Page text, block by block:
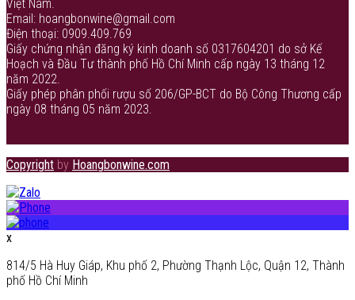
Việt Nam.
Email: hoangbonwine@gmail.com
Điện thoại: 0909.409.769
Giấy chứng nhận đăng ký kinh doanh số 0317604201 do sở Kế
Hoạch và Đầu Tư thành phố Hồ Chí Minh cấp ngày 13 tháng 12
năm 2022.
Giấy phép phân phối rượu số 206/GP-BCT do Bộ Công Thương cấp
ngày 08 tháng 05 năm 2023.
Copyright by Hoangbonwine.com
x
814/5 Hà Huy Giáp, Khu phố 2, Phường Thạnh Lộc, Quận 12, Thành
phố Hồ Chí Minh